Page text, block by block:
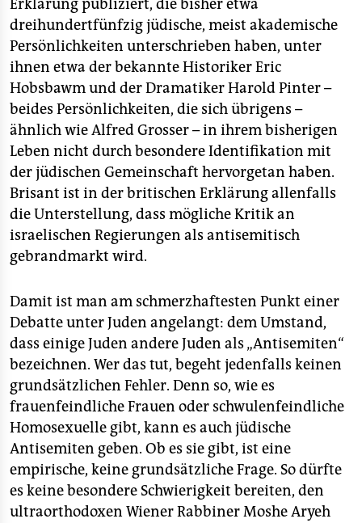
Erklärung publiziert, die bisher etwa
dreihundertfünfzig jüdische, meist akademische
Persönlichkeiten unterschrieben haben, unter
ihnen etwa der bekannte Historiker Eric
Hobsbawm und der Dramatiker Harold Pinter –
beides Persönlichkeiten, die sich übrigens –
ähnlich wie Alfred Grosser – in ihrem bisherigen
Leben nicht durch besondere Identifikation mit
der jüdischen Gemeinschaft hervorgetan haben.
Brisant ist in der britischen Erklärung allenfalls
die Unterstellung, dass mögliche Kritik an
israelischen Regierungen als antisemitisch
gebrandmarkt wird.
Damit ist man am schmerzhaftesten Punkt einer
Debatte unter Juden angelangt: dem Umstand,
dass einige Juden andere Juden als „Antisemiten“
bezeichnen. Wer das tut, begeht jedenfalls keinen
grundsätzlichen Fehler. Denn so, wie es
frauenfeindliche Frauen oder schwulenfeindliche
Homosexuelle gibt, kann es auch jüdische
Antisemiten geben. Ob es sie gibt, ist eine
empirische, keine grundsätzliche Frage. So dürfte
es keine besondere Schwierigkeit bereiten, den
ultraorthodoxen Wiener Rabbiner Moshe Aryeh